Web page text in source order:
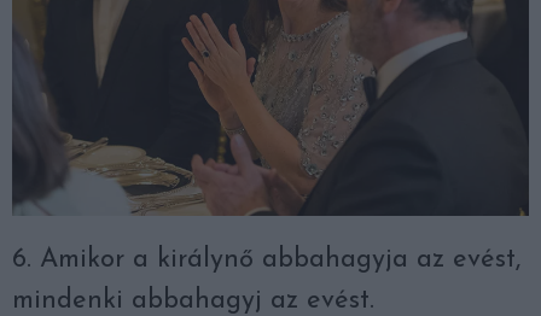
6. Amikor a királynő abbahagyja az evést,
mindenki abbahagyj az evést.